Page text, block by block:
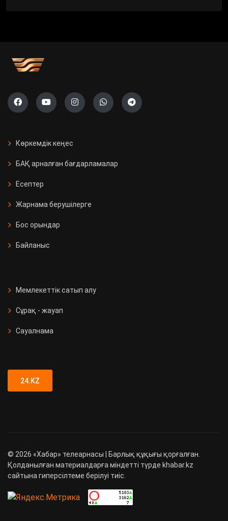
Көркемдік кеңес
БАҚ арналған бағдарламалар
Есептер
Жарнама берушілерге
Бос орындар
Байланыс
Мемлекеттік сатып алу
Сұрақ - жауап
Сауалнама
24.KZ
© 2026 «Хабар» телеарнасы | Барлық құқығы қорғалған.
Қолданылған материалдарға міндетті түрде khabar.kz
сайтына гиперсілтеме берілуі тиіс.